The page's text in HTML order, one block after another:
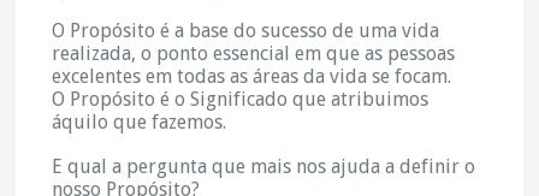
O Propósito é a base do sucesso de uma vida
realizada, o ponto essencial em que as pessoas
excelentes em todas as áreas da vida se focam.
O Propósito é o Significado que atribuimos
áquilo que fazemos.
E qual a pergunta que mais nos ajuda a definir o
nosso Propósito?